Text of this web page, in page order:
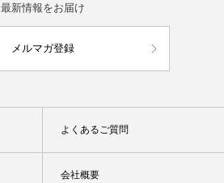
最新情報をお届け
メルマガ登録
よくあるご質問
会社概要